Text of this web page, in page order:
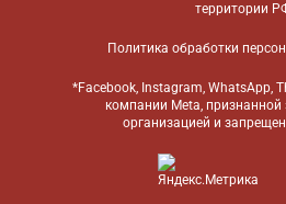
территории
Политика обработки
*Facebook, Instagram, WhatsApp,
компании Meta, признанной
организацией и